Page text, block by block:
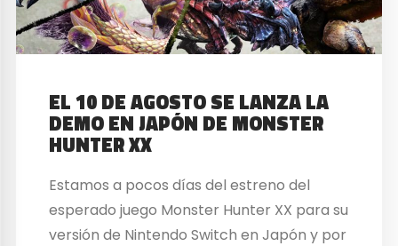
EL 10 DE AGOSTO SE LANZA LA
DEMO EN JAPÓN DE MONSTER
HUNTER XX
Estamos a pocos días del estreno del
esperado juego Monster Hunter XX para su
versión de Nintendo Switch en Japón y por